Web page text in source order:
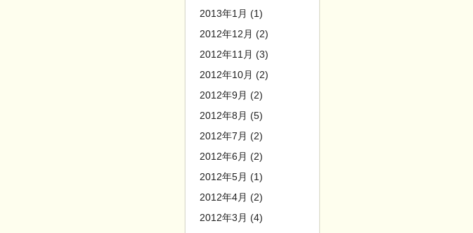
2013年1月 (1)
2012年12月 (2)
2012年11月 (3)
2012年10月 (2)
2012年9月 (2)
2012年8月 (5)
2012年7月 (2)
2012年6月 (2)
2012年5月 (1)
2012年4月 (2)
2012年3月 (4)